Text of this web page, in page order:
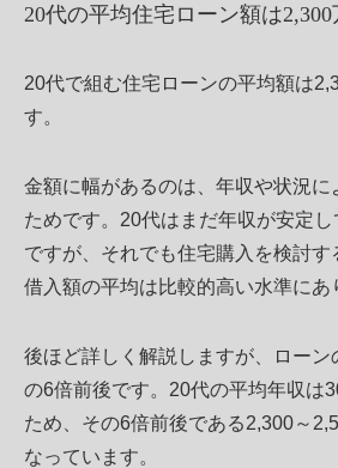
20代の平均住宅ローン額は2,300
20代で組む住宅ローンの平均額は
す。
金額に幅があるのは、年収や状況に
ためです。20代はまだ年収が安定
ですが、それでも住宅購入を検討す
借入額の平均は比較的高い水準にあ
後ほど詳しく解説しますが、ローン
の6倍前後です。20代の平均年収は
ため、その6倍前後である2,300～
なっています。